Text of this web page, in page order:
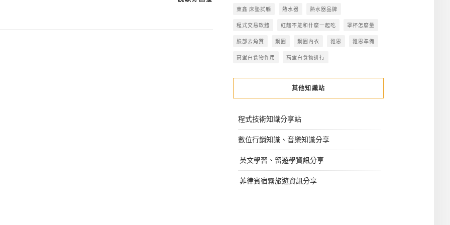
東鑫 床墊試躺 熱水器 熱水器品牌
程式交易軟體 紅麴不能和什麼一起吃 罩杯怎麼量
臉部去角質 鋼圈 鋼圈內衣 雅思 雅思準備
高蛋白食物作用 高蛋白食物排行
其他知識站
程式技術知識分享站
數位行銷知識、音樂知識分享
英文學習、留遊學資訊分享
菲律賓宿霧旅遊資訊分享